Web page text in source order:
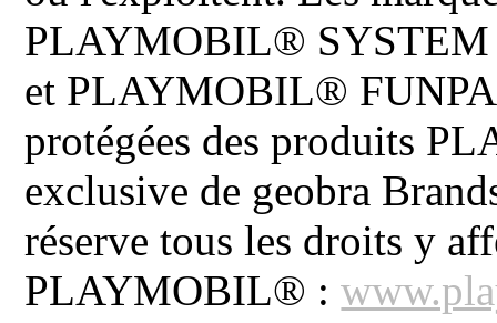
PLAYMOBIL®
et PLAYMOBIL®
protégées des produits
exclusive de geobra
réserve tous les droits y
PLAYMOBIL® :